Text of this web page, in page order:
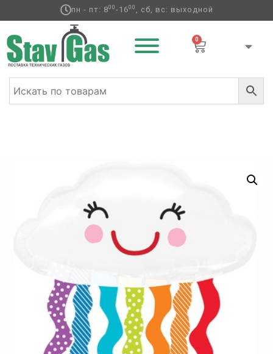
пн - пт: 800-1600 , сб, вс: выходной
0